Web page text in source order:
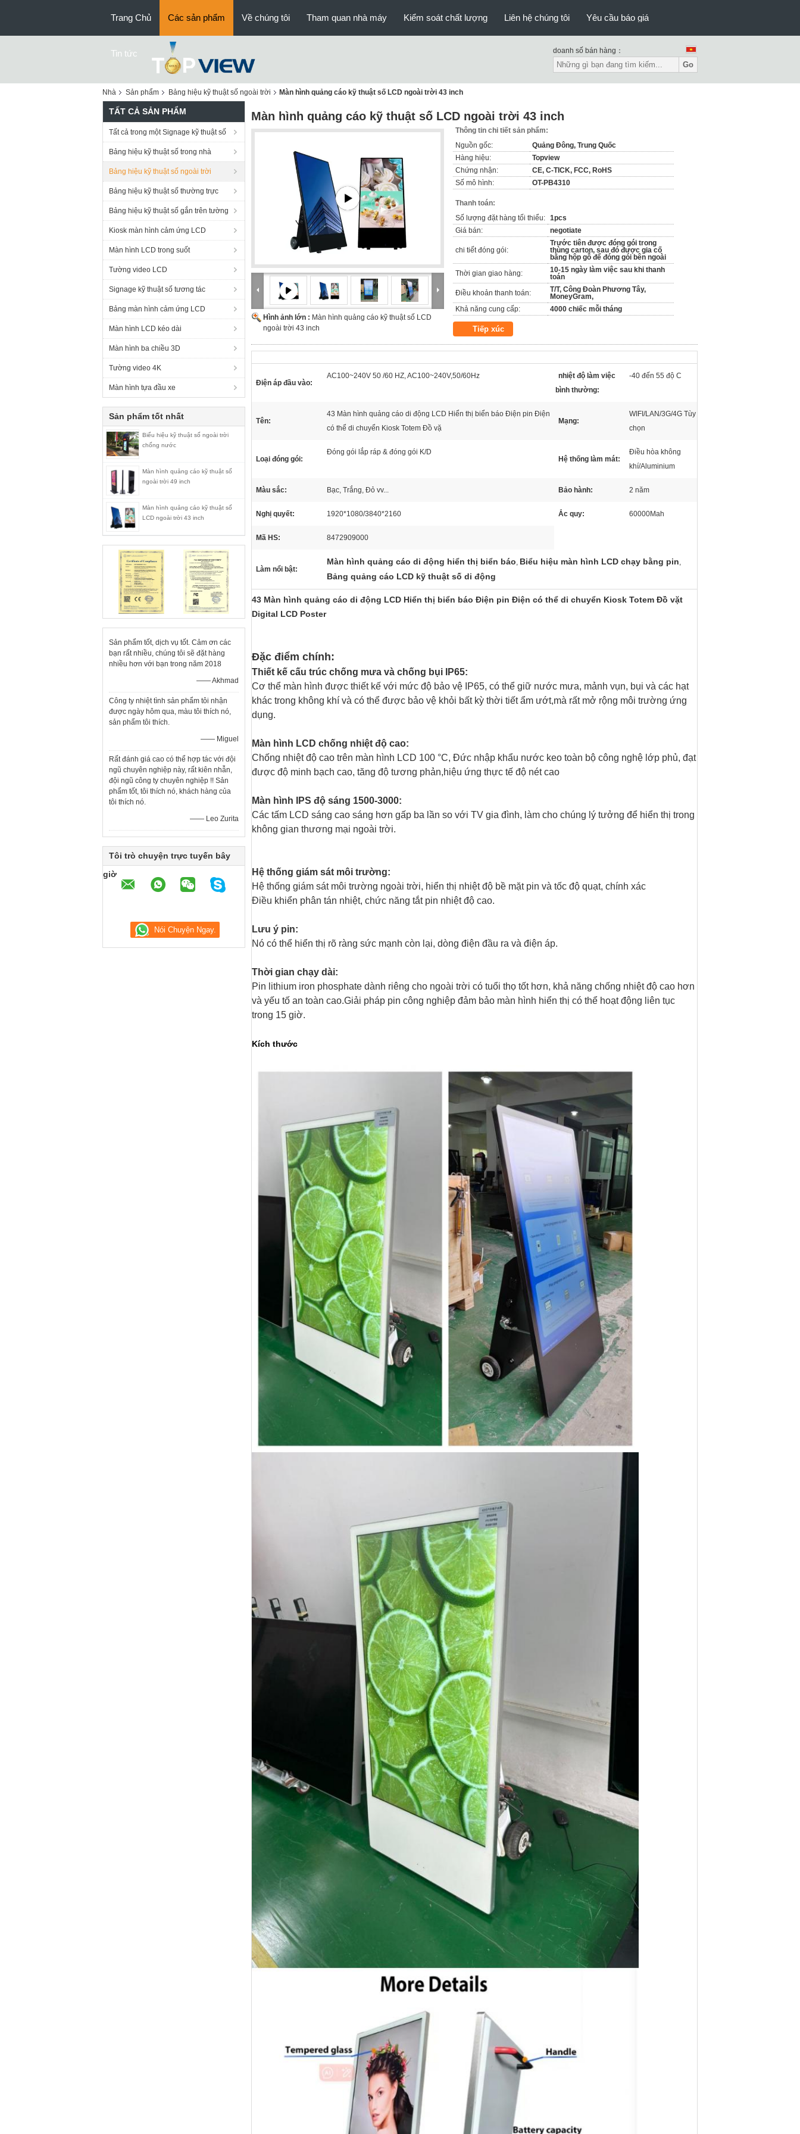
Trang Chủ Các sản phẩm Về chúng tôi Tham quan nhà máy Kiểm soát chất lượng Liên hệ chúng tôi Yêu cầu báo giá
Tin tức doanh số bán hàng：
Go
Nhà Sản phẩm Bảng hiệu kỹ thuật số ngoài trời Màn hình quảng cáo kỹ thuật số LCD ngoài trời 43 inch
TẤT CẢ SẢN PHẨM
Tất cả trong một Signage kỹ thuật số
Bảng hiệu kỹ thuật số trong nhà
Bảng hiệu kỹ thuật số ngoài trời
Bảng hiệu kỹ thuật số thường trực
Bảng hiệu kỹ thuật số gắn trên tường
Kiosk màn hình cảm ứng LCD
Màn hình LCD trong suốt
Tường video LCD
Signage kỹ thuật số tương tác
Bảng màn hình cảm ứng LCD
Màn hình LCD kéo dài
Màn hình ba chiều 3D
Tường video 4K
Màn hình tựa đầu xe
Sản phẩm tốt nhất
Biểu hiệu kỹ thuật số ngoài trời
chống nước
Màn hình quảng cáo kỹ thuật số
ngoài trời 49 inch
Màn hình quảng cáo kỹ thuật số
LCD ngoài trời 43 inch
Sản phẩm tốt, dịch vụ tốt. Cảm ơn các
bạn rất nhiều, chúng tôi sẽ đặt hàng
nhiều hơn với bạn trong năm 2018
—— Akhmad
Công ty nhiệt tình sản phẩm tôi nhận
được ngày hôm qua, màu tôi thích nó,
sản phẩm tôi thích.
—— Miguel
Rất đánh giá cao có thể hợp tác với đội
ngũ chuyên nghiệp này, rất kiên nhẫn,
đội ngũ công ty chuyên nghiệp !! Sản
phẩm tốt, tôi thích nó, khách hàng của
tôi thích nó.
—— Leo Zurita
Tôi trò chuyện trực tuyến bây
giờ
Màn hình quảng cáo kỹ thuật số LCD ngoài trời 43 inch
Hình ảnh lớn : Màn hình quảng cáo kỹ thuật số LCD
ngoài trời 43 inch
Thông tin chi tiết sản phẩm:
Nguồn gốc:
Quảng Đông, Trung Quốc
Hàng hiệu:
Topview
Chứng nhận:
CE, C-TICK, FCC, RoHS
Số mô hình:
OT-PB4310
Thanh toán:
Số lượng đặt hàng tối thiểu: 1pcs
Giá bán:
negotiate
chi tiết đóng gói:
Trước tiên được đóng gói trong
thùng carton, sau đó được gia cố
bằng hộp gỗ để đóng gói bên ngoài
Thời gian giao hàng:
10-15 ngày làm việc sau khi thanh
toán
Điều khoản thanh toán:
T/T, Công Đoàn Phương Tây,
MoneyGram,
Khả năng cung cấp:
4000 chiếc mỗi tháng
Tiếp xúc
Điện áp đầu vào:
AC100~240V 50 /60 HZ, AC100~240V,50/60Hz
nhiệt độ làm việc
bình thường:
-40 đến 55 độ C
Tên:
43 Màn hình quảng cáo di động LCD Hiển thị biển báo Điện pin Điện
có thể di chuyển Kiosk Totem Đồ vặ
Mạng:
WIFI/LAN/3G/4G Tùy
chọn
Loại đóng gói:
Đóng gói lắp ráp & đóng gói K/D
Hệ thống làm mát:
Điều hòa không
khí/Aluminium
Màu sắc: Bạc, Trắng, Đỏ vv... Bảo hành: 2 năm
Nghị quyết: 1920*1080/3840*2160 Ắc quy: 60000Mah
Mã HS: 8472909000
Làm nổi bật:
Màn hình quảng cáo di động hiển thị biển báo, Biểu hiệu màn hình LCD chạy bằng pin,
Bảng quảng cáo LCD kỹ thuật số di động
43 Màn hình quảng cáo di động LCD Hiển thị biển báo Điện pin Điện có thể di chuyển Kiosk Totem Đồ vặt
Digital LCD Poster
Đặc điểm chính:
Thiết kế cấu trúc chống mưa và chống bụi IP65:
Cơ thể màn hình được thiết kế với mức độ bảo vệ IP65, có thể giữ nước mưa, mảnh vụn, bụi và các hạt
khác trong không khí và có thể được bảo vệ khỏi bất kỳ thời tiết ẩm ướt,mà rất mở rộng môi trường ứng
dụng.
Màn hình LCD chống nhiệt độ cao:
Chống nhiệt độ cao trên màn hình LCD 100 °C, Đức nhập khẩu nước keo toàn bộ công nghệ lớp phủ, đạt
được độ minh bạch cao, tăng độ tương phản,hiệu ứng thực tế độ nét cao
Màn hình IPS độ sáng 1500-3000:
Các tấm LCD sáng cao sáng hơn gấp ba lần so với TV gia đình, làm cho chúng lý tưởng để hiển thị trong
không gian thương mại ngoài trời.
Hệ thống giám sát môi trường:
Hệ thống giám sát môi trường ngoài trời, hiển thị nhiệt độ bề mặt pin và tốc độ quạt, chính xác
Điều khiển phân tán nhiệt, chức năng tắt pin nhiệt độ cao.
Lưu ý pin:
Nó có thể hiển thị rõ ràng sức mạnh còn lại, dòng điện đầu ra và điện áp.
Thời gian chạy dài:
Pin lithium iron phosphate dành riêng cho ngoài trời có tuổi thọ tốt hơn, khả năng chống nhiệt độ cao hơn
và yếu tố an toàn cao.Giải pháp pin công nghiệp đảm bảo màn hình hiển thị có thể hoạt động liên tục
trong 15 giờ.
Kích thước